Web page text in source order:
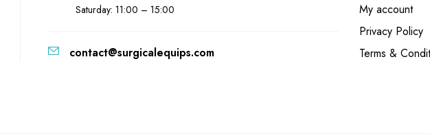
Saturday: 11:00 – 15:00
contact@surgicalequips.com
My account
Privacy Policy
Terms &